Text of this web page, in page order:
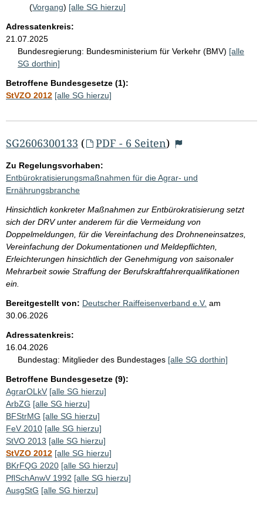
e
(Vorgang) [alle SG hierzu]
Adressatenkreis:
21.07.2025
Bundesregierung: Bundesministerium für Verkehr (BMV) [alle
SG dorthin]
Betroffene Bundesgesetze (1):
StVZO 2012 [alle SG hierzu]
SG2606300133 ( PDF - 6 Seiten)
Zu Regelungsvorhaben:
Entbürokratisierungsmaßnahmen für die Agrar- und
Ernährungsbranche
Hinsichtlich konkreter Maßnahmen zur Entbürokratisierung setzt
sich der DRV unter anderem für die Vermeidung von
Doppelmeldungen, für die Vereinfachung des Drohneneinsatzes,
Vereinfachung der Dokumentationen und Meldepflichten,
Erleichterungen hinsichtlich der Genehmigung von saisonaler
Mehrarbeit sowie Straffung der Berufskraftfahrerqualifikationen
ein.
Bereitgestellt von: Deutscher Raiffeisenverband e.V. am
30.06.2026
Adressatenkreis:
16.04.2026
Bundestag: Mitglieder des Bundestages [alle SG dorthin]
Betroffene Bundesgesetze (9):
AgrarOLkV [alle SG hierzu]
ArbZG [alle SG hierzu]
BFStrMG [alle SG hierzu]
FeV 2010 [alle SG hierzu]
StVO 2013 [alle SG hierzu]
StVZO 2012 [alle SG hierzu]
BKrFQG 2020 [alle SG hierzu]
PflSchAnwV 1992 [alle SG hierzu]
AusgStG [alle SG hierzu]